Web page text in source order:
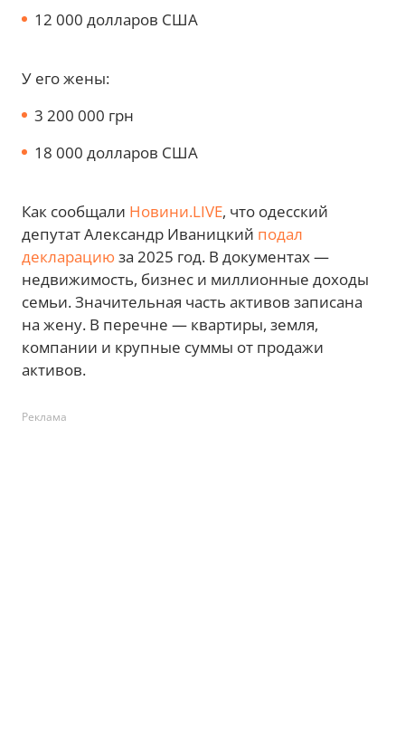
12 000 долларов США
У его жены:
3 200 000 грн
18 000 долларов США
Как сообщали Новини.LIVE, что одесский
депутат Александр Иваницкий подал
декларациюза 2025 год. В документах —
недвижимость, бизнес и миллионные доходы
семьи. Значительная часть активов записана
на жену. В перечне — квартиры, земля,
компании и крупные суммы от продажи
активов.
Реклама